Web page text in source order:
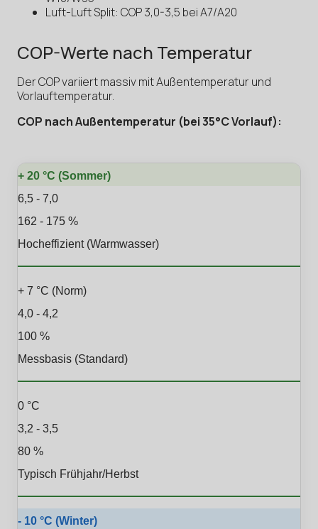
Luft-Luft Split: COP 3,0-3,5 bei A7/A20
COP-Werte nach Temperatur
Der COP variiert massiv mit Außentemperatur und
Vorlauftemperatur.
COP nach Außentemperatur (bei 35°C Vorlauf):
+ 20 °C (Sommer)
6,5 - 7,0
162 - 175 %
Hocheffizient (Warmwasser)
+ 7 °C (Norm)
4,0 - 4,2
100 %
Messbasis (Standard)
0 °C
3,2 - 3,5
80 %
Typisch Frühjahr/Herbst
- 10 °C (Winter)